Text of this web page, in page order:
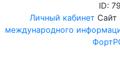
ID:
Личный кабинет Сайт
международного